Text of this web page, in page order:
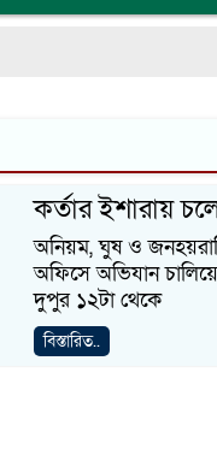
কর্তার ইশারায়
অনিয়ম, ঘুষ ও
অফিসে অভিযান
দুপুর ১২টা থেকে
বিস্তারিত..